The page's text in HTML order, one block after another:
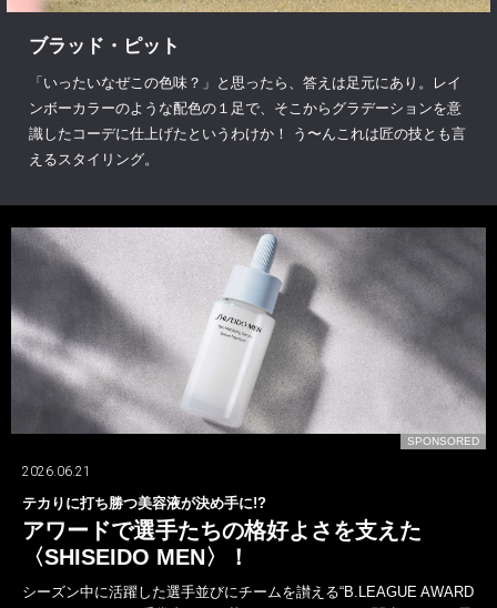
ブラッド・ピット
「いったいなぜこの色味？」と思ったら、答えは足元にあり。レイ
ンボーカラーのような配色の１足で、そこからグラデーションを意
識したコーデに仕上げたというわけか！ う〜んこれは匠の技とも言
えるスタイリング。
SPONSORED
2026.06.21
テカりに打ち勝つ美容液が決め手に!?
アワードで選手たちの格好よさを支えた
〈SHISEIDO MEN〉！
シーズン中に活躍した選手並びにチームを讃える“B.LEAGUE AWARD